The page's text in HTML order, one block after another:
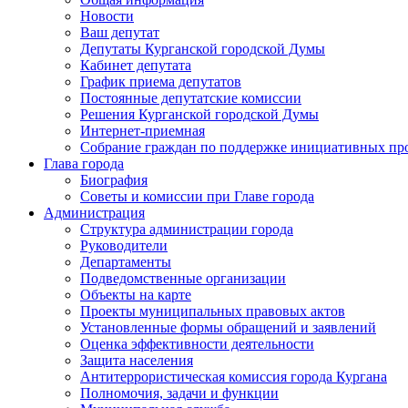
Новости
Ваш депутат
Депутаты Курганской городской Думы
Кабинет депутата
График приема депутатов
Постоянные депутатские комиссии
Решения Курганской городской Думы
Интернет-приемная
Собрание граждан по поддержке инициативных
Глава города
Биография
Советы и комиссии при Главе города
Администрация
Структура администрации города
Руководители
Департаменты
Подведомственные организации
Объекты на карте
Проекты муниципальных правовых актов
Установленные формы обращений и заявлений
Оценка эффективности деятельности
Защита населения
Антитеррористическая комиссия города Кургана
Полномочия, задачи и функции